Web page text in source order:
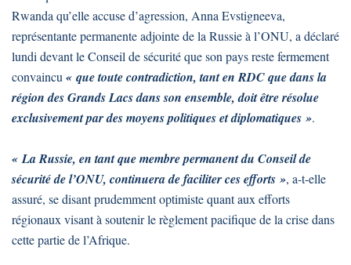
Rwanda qu’elle accuse d’agression, Anna Evstigneeva,
représentante permanente adjointe de la Russie à l’ONU, a déclaré
lundi devant le Conseil de sécurité que son pays reste fermement
convaincu« que toute contradiction, tant en RDC que dans la
région des Grands Lacs dans son ensemble, doit être résolue
exclusivement par des moyens politiques et diplomatiques ».
« La Russie, en tant que membre permanent du Conseil de
sécurité de l’ONU, continuera de faciliter ces efforts », a-t-elle
assuré, se disant prudemment optimiste quant aux efforts
régionaux visant à soutenir le règlement pacifique de la crise dans
cette partie de l’Afrique.